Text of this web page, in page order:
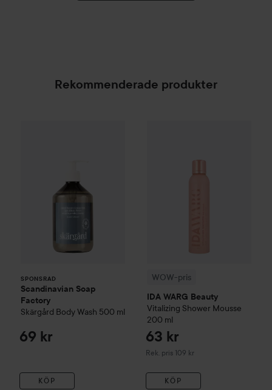
Rekommenderade produkter
SPONSRAD
Scandinavian Soap
Factory
Skärgård Body Wash 500 ml
69 kr
KÖP
WOW-pris
IDA WARG Beauty
Vitalizing Shower Mousse
200 ml
63 kr
Rek. pris 109 kr
Rekommenderat pris 109 kr
KÖP